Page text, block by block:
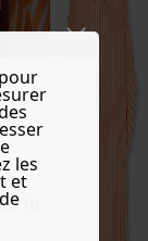
to
les
et